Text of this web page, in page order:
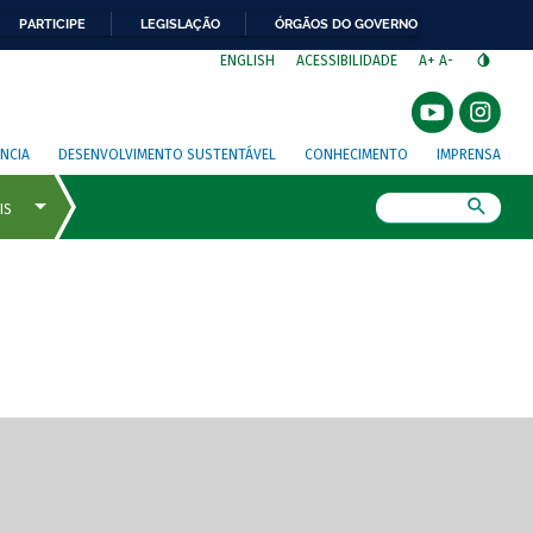
PARTICIPE LEGISLAÇÃO ÓRGÃOS DO GOVERNO
ENGLISH ACESSIBILIDADE A+ A-
DESENVOLVIMENTO SUSTENTÁVEL CONHECIMENTO IMPRENSA
de tela